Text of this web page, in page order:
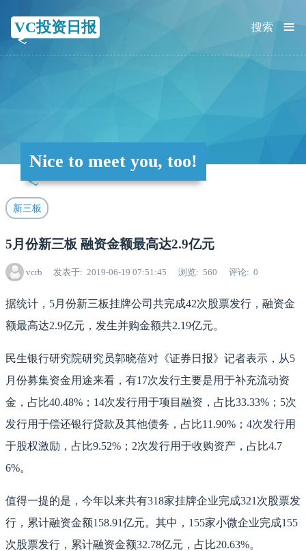
VC投资日报 ≡
搜索
Nice to meet you, too!
新三板
5月份新三板 融资金额最高达2.9亿元
vcrb 发表于 2019-06-19 07:51:45 浏览 560 评论 0
据统计，5月份新三板挂牌公司共完成42次股票发行，融资金
额最高达2.9亿元，发生并购金额共2.19亿元。
民生银行研究院研究员郭晓蓓对《证券日报》记者表示，从5
月份募集资金用途来看，有17次发行主要是用于补充流动资
金，占比40.48%；14次发行用于项目融资，占比33.33%；5次
发行用于偿还银行贷款及其他债务，占比11.90%；4次发行用
于股权激励，占比9.52%；2次发行用于收购资产，占比4.7
6%。
值得一提的是，今年以来共有318家挂牌企业完成321次股票发
行，累计融资金额158.91亿元。其中，155家小微企业完成155
次股票发行，累计融资金额32.78亿元，占比20.63%。